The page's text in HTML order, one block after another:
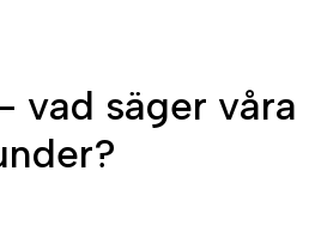
vad säger våra